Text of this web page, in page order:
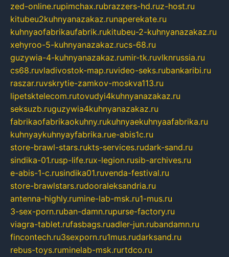
zed-online.rupimchax.rubrazzers-hd.ruz-host.ru
kitubeu2kuhnyanazakaz.runaperekate.ru
kuhnyaofabrikaufabrik.rukitubeu-2-kuhnyanazakaz.ru
xehyroo-5-kuhnyanazakaz.rucs-68.ru
guzywia-4-kuhnyanazakaz.rumir-tk.ruvlknrussia.ru
cs68.ruvladivostok-map.ruvideo-seks.rubankaribi.ru
raszar.ruvskrytie-zamkov-moskva113.ru
lipetsktelecom.rutovudyi4kuhnyanazakaz.ru
seksuzb.ruguzywia4kuhnyanazakaz.ru
fabrikaofabrikaokuhny.rukuhnyaekuhnyaafabrika.ru
kuhnyaykuhnyayfabrika.rue-abis1c.ru
store-brawl-stars.rukts-services.rudark-sand.ru
sindika-01.rusp-life.rux-legion.rusib-archives.ru
e-abis-1-c.rusindika01.ruvenda-festival.ru
store-brawlstars.rudooraleksandria.ru
antenna-highly.rumine-lab-msk.ru1-mus.ru
3-sex-porn.ruban-damn.rupurse-factory.ru
viagra-tablet.rufasbags.ruadler-jun.rubandamn.ru
fincontech.ru3sexporn.ru1mus.rudarksand.ru
rebus-toys.ruminelab-msk.rurtdco.ru